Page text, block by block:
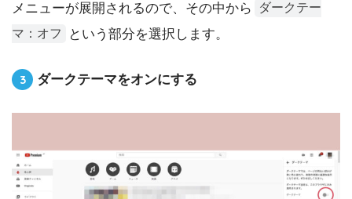
メニューが展開されるので、その中から
ダークテー
マ：オフ
という部分を選択します。
3 ダークテーマをオンにする